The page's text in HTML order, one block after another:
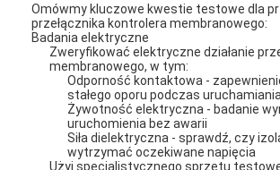
Omówmy kluczowe kwestie testowe dla
przełącznika kontrolera membranowego:
Badania elektryczne
Zweryfikować elektryczne działanie
membranowego, w tym:
Odporność kontaktowa -
stałego oporu podczas uruchamiania
Żywotność elektryczna - badanie
uruchomienia bez awarii
Siła dielektryczna - sprawdź, czy
wytrzymać oczekiwane napięcia
Użyj specjalistycznego sprzętu